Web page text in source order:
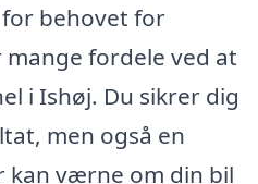
for behovet for
fordele ved at
i Ishøj. Du sikrer dig
men også en
kan værne om din bil